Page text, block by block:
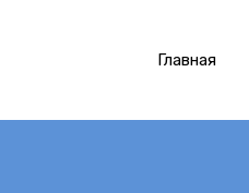
Главная